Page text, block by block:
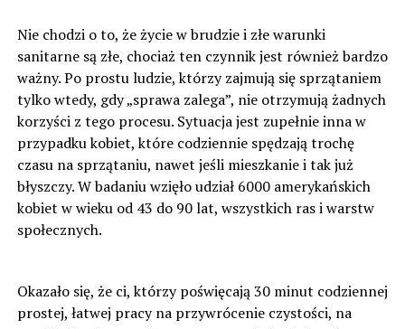
Nie chodzi o to, że życie w brudzie i złe warunki
sanitarne są złe, chociaż ten czynnik jest również bardzo
ważny. Po prostu ludzie, którzy zajmują się sprzątaniem
tylko wtedy, gdy „sprawa zalega”, nie otrzymują żadnych
korzyści z tego procesu. Sytuacja jest zupełnie inna w
przypadku kobiet, które codziennie spędzają trochę
czasu na sprzątaniu, nawet jeśli mieszkanie i tak już
błyszczy. W badaniu wzięło udział 6000 amerykańskich
kobiet w wieku od 43 do 90 lat, wszystkich ras i warstw
społecznych.
Okazało się, że ci, którzy poświęcają 30 minut codziennej
prostej, łatwej pracy na przywrócenie czystości, na